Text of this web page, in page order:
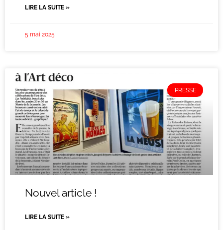
LIRE LA SUITE »
5 mai 2025
PRESSE
Nouvel article !
LIRE LA SUITE »